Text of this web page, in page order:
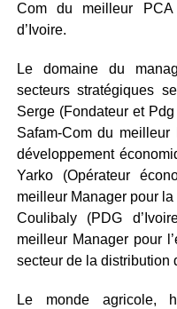
Com du meilleur
d’Ivoire.
Le domaine du
secteurs stratégiques
Serge (Fondateur et
Safam-Com du
développement
Yarko (Opérateur
meilleur Manager pour
Coulibaly (PDG
meilleur Manager pour
secteur de la distribution
Le monde agricole,